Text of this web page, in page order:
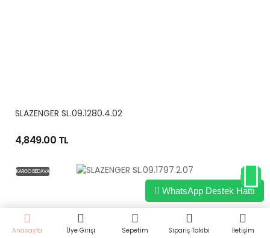
SLAZENGER SL.09.1280.4.02
4,849.00 TL
KARGO BEDAVA
Anasayfa Üye Girişi Sepetim Sipariş Takibi İletişim
WhatsApp Destek Hattı